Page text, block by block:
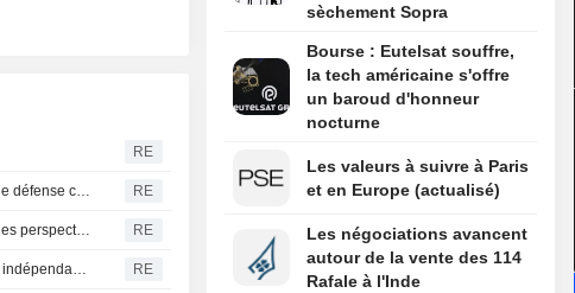
RE
L'Arabie saoudite, la Turquie et le Pakistan vont signer un accord de défense commun-sources RE
Les données sur l'inflation vont tester les records de Wall Street et les perspectives de taux de la Fed RE
États-Unis : certains objectifs progressistes séduisent les électeurs indépendants, selon un sondage Reuters/Ipsos RE
sèchement Sopra
Bourse : Eutelsat souffre,
la tech américaine s'offre
un baroud d'honneur
nocturne
Les valeurs à suivre à Paris
et en Europe (actualisé)
Les négociations avancent
autour de la vente des 114
Rafale à l'Inde